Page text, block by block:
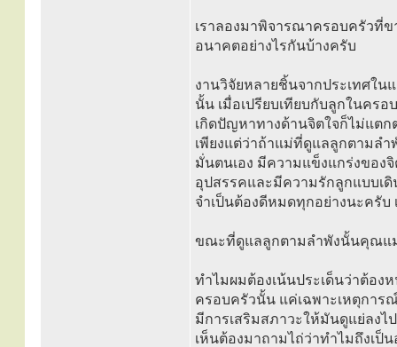
เราลองมาพิจารณาครอบครัวที่
อนาคตอย่างไรกันบ้างครับ
งานวิจัยหลายชิ้นจากประเทศใ
นั้น เมื่อเปรียบเทียบกับลูกในคร
เกิดปัญหาทางด้านจิตใจก็ไม่แตก
เพียงแต่ว่าถ้าแม่ที่ดูแลลูกตามลำ
มั่นตนเอง มีความแข็งแกร่งขอ
อุปสรรคและมีความรักลูกแบบเ
จำเป็นต้องดีหมดทุกอย่างนะครับ
ขณะที่ดูแลลูกตามลำพังนั้นคุณแ
ทำไมผมต้องเน้นประเด็นว่าต้อง
ครอบครัวนั้น แค่เฉพาะเหตุการ
มีการเสริมสภาวะให้มันดูแย่ลง
เห็นต้องมาถามไถ่ว่าทำไมถึงเป็